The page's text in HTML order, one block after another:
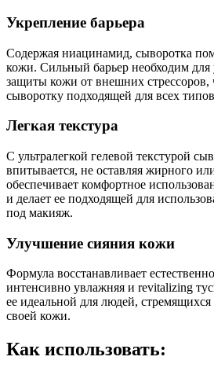
Укрепление барьера
Содержая ниацинамид, сыворотка
кожи. Сильный барьер необходим для
защиты кожи от внешних стрессоров,
сыворотку подходящей для всех
Легкая текстура
С ультралегкой гелевой текстурой
впитывается, не оставляя жирного
обеспечивает комфортное
и делает ее подходящей для
под макияж.
Улучшение сияния кожи
Формула восстанавливает
интенсивно увлажняя и revitalizing
ее идеальной для людей,
своей кожи.
Как использовать: